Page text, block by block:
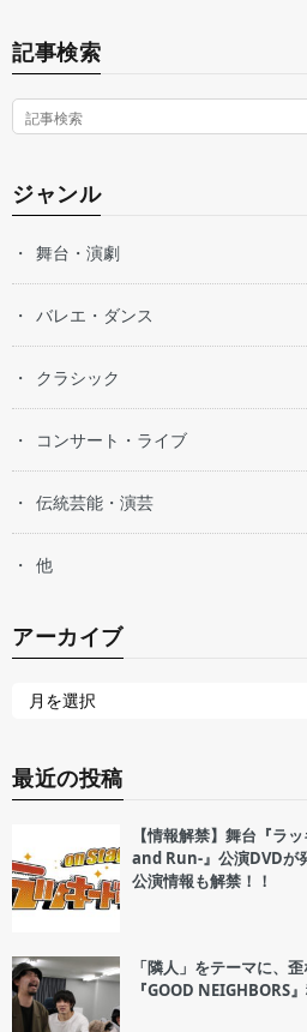
記事検索
ジャンル
舞台・演劇
バレエ・ダンス
クラシック
コンサート・ライブ
伝統芸能・演芸
他
アーカイブ
最近の投稿
【情報解禁】舞台『ラ
and Run-』公演DVDが
公演情報も解禁！！
「隣人」をテーマに、
『GOOD NEIGHBORS